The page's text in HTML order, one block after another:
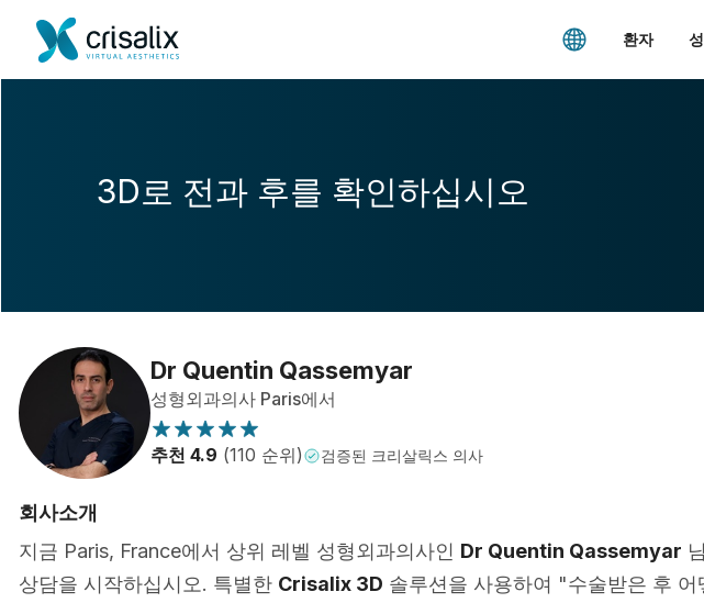
환자
3D로 전과 후를 확인하십시오
Dr Quentin Qassemyar
성형외과의사 Paris에서
추천 4.9 (110 순위) 검증된 크리살릭스 의사
회사소개
지금 Paris, France에서 상위 레벨 성형외과의사인 Dr Quentin Qassemyar
상담을 시작하십시오. 특별한 Crisalix 3D 솔루션을 사용하여 "수술받은 후 어